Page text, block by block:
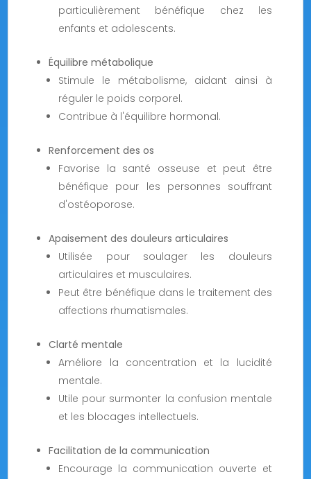
particulièrement bénéfique chez les
enfants et adolescents.
Équilibre métabolique
Stimule le métabolisme, aidant ainsi à
réguler le poids corporel.
Contribue à l'équilibre hormonal.
Renforcement des os
Favorise la santé osseuse et peut être
bénéfique pour les personnes souffrant
d'ostéoporose.
Apaisement des douleurs articulaires
Utilisée pour soulager les douleurs
articulaires et musculaires.
Peut être bénéfique dans le traitement des
affections rhumatismales.
Clarté mentale
Améliore la concentration et la lucidité
mentale.
Utile pour surmonter la confusion mentale
et les blocages intellectuels.
Facilitation de la communication
Encourage la communication ouverte et